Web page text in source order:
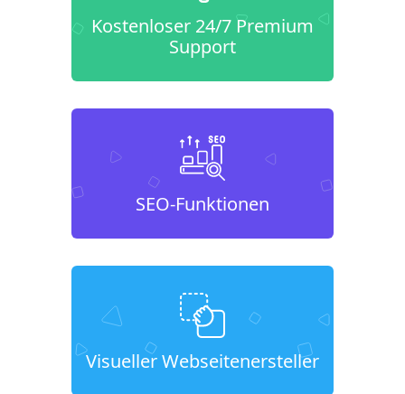
Kostenloser 24/7 Premium
Support
SEO-Funktionen
Visueller Webseitenersteller